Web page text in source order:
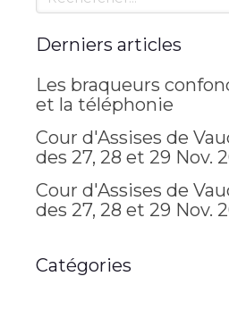
Derniers articles
Les braqueurs
et la téléphonie
Cour d'Assises de Vaucluse
des 27, 28 et 29 Nov.
Cour d'Assises de
des 27, 28 et 29 Nov.
Catégories